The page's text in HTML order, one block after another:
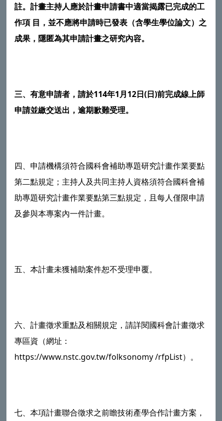
註。計畫主持人應於計畫申請書中適當揭露已完成的工
作項 目，並不應將申請時已發表（含學生學位論文）之
成果，隱匿為其申請計畫之研究內容。
三、有意申請者，請於114年1月12日(日)前完成線上師
申請並繳交送出，逾期歉難受理。
四、申請機構須符合國科會補助專題研究計畫作業要點
第二點規定；主持人及共同主持人資格須符合國科會補
助專題研究計畫作業要點第三點規定，且每人僅限申請
及參與本專案內一件計畫。
五、本計畫未獲補助案件恕不受理申覆。
六、計畫徵求重點及相關規定，請詳閱國科會計畫徵求
專區資（網址：
https://www.nstc.gov.tw/folksonomy /rfpList）。
七、本項計畫聯合徵求之前瞻技術產學合作計畫方案，